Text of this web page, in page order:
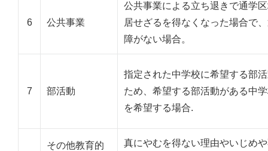
6 公共事業
公共事業による立ち退きで通学
居せざるを得なくなった場合で
障がない場合。
7 部活動
指定された中学校に希望する部
ため、希望する部活動がある中
を希望する場合.
その他教育的
真にやむを得ない理由やいじめ